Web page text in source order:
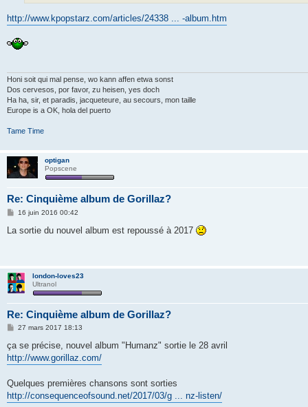
http://www.kpopstarz.com/articles/24338 ... -album.htm
Honi soit qui mal pense, wo kann affen etwa sonst
Dos cervesos, por favor, zu heisen, yes doch
Ha ha, sir, et paradis, jacqueteure, au secours, mon taille
Europe is a OK, hola del puerto
Tame Time
optigan
Popscene
Re: Cinquième album de Gorillaz?
M
s
16 juin 2016 00:42
La sortie du nouvel album est repoussé à 2017
london-loves23
Ultranol
Re: Cinquième album de Gorillaz?
M
s
a
27 mars 2017 18:13
ça se précise, nouvel album "Humanz" sortie le 28 avril
http://www.gorillaz.com/
Quelques premières chansons sont sorties
http://consequenceofsound.net/2017/03/g ... nz-listen/